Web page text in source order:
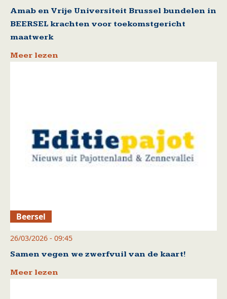
Amab en Vrije Universiteit Brussel bundelen in
BEERSEL krachten voor toekomstgericht
maatwerk
Meer lezen
Beersel
26/03/2026 - 09:45
Samen vegen we zwerfvuil van de kaart!
Meer lezen